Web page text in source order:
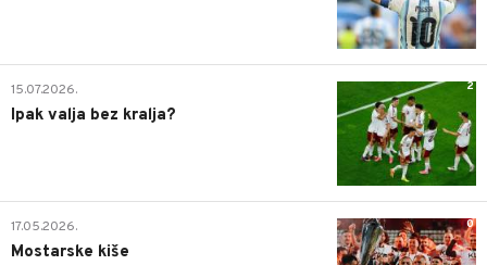
2
15.07.2026.
Ipak valja bez kralja?
0
17.05.2026.
Mostarske kiše